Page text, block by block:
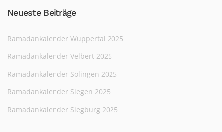
Neueste Beiträge
Ramadankalender Wuppertal 2025
Ramadankalender Velbert 2025
Ramadankalender Solingen 2025
Ramadankalender Siegen 2025
Ramadankalender Siegburg 2025